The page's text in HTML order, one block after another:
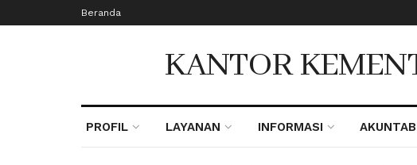
Beranda
KANTOR
PROFIL LAYANAN INFORMASI